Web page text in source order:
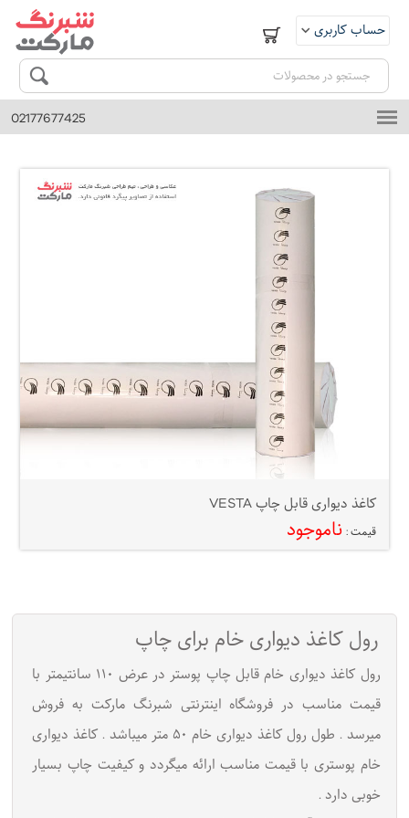
حساب کاربری
ورود
ثبت نام
02177677425
کاغذ دیواری قابل چاپ VESTA
قیمت : ناموجود
رول کاغذ دیواری خام برای چاپ
رول کاغذ دیواری خام قابل چاپ پوستر در عرض ۱۱۰ سانتیمتر با
قیمت مناسب در فروشگاه اینترنتی شبرنگ مارکت به فروش
میرسد . طول رول کاغذ دیواری خام ۵۰ متر میباشد . کاغذ دیواری
خام پوستری با قیمت مناسب ارائه میگردد و کیفیت چاپ بسیار
خوبی دارد .